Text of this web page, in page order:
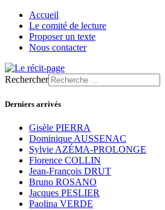
Accueil
Le comité de lecture
Proposer un texte
Nous contacter
Rechercher
Derniers arrivés
Gisèle PIERRA
Dominique AUSSENAC
Sylvie AZÉMA-PROLONGE
Florence COLLIN
Jean-François DRUT
Bruno ROSANO
Jacques PESLIER
Paolina VERDE